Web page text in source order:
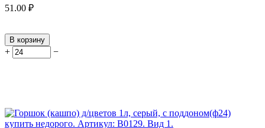
51.00 ₽
В корзину
+ −